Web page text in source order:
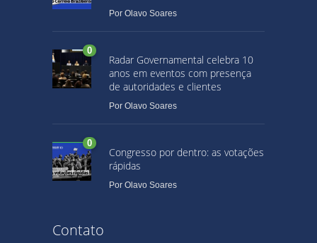
Por Olavo Soares
0
Radar Governamental celebra 10
anos em eventos com presença
de autoridades e clientes
Por Olavo Soares
0
Congresso por dentro: as votações
rápidas
Por Olavo Soares
Contato